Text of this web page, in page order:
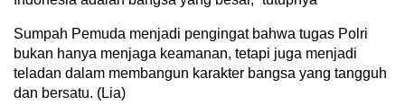
Sumpah Pemuda menjadi pengingat bahwa tugas Polri
bukan hanya menjaga keamanan, tetapi juga menjadi
teladan dalam membangun karakter bangsa yang tangguh
dan bersatu. (Lia)